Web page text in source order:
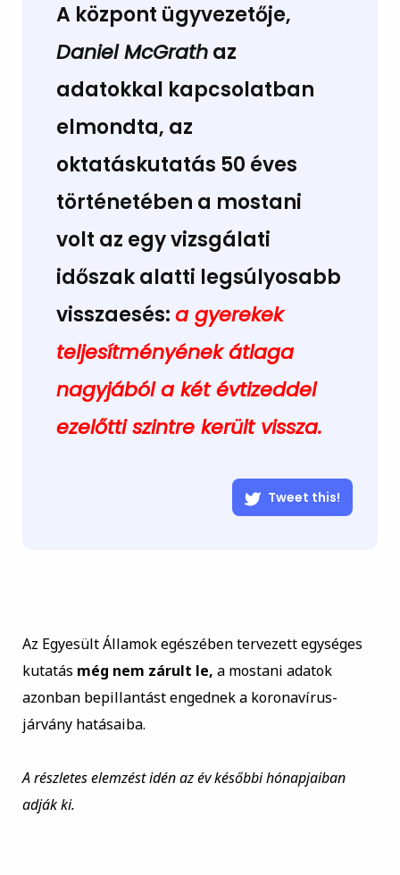
A központ ügyvezetője,
Daniel McGrathaz
adatokkal kapcsolatban
elmondta, az
oktatáskutatás 50 éves
történetében a mostani
volt az egy vizsgálati
időszak alatti legsúlyosabb
visszaesés:a gyerekek
teljesítményének átlaga
nagyjából a két évtizeddel
ezelőtti szintre került vissza.
Tweet this!
Az Egyesült Államok egészében tervezett egységes
kutatás még nem zárult le, a mostani adatok
azonban bepillantást engednek a koronavírus-
járvány hatásaiba.
A részletes elemzést idén az év későbbi hónapjaiban
adják ki.